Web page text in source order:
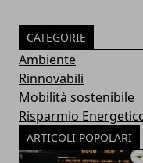
CATEGORIE
Ambiente
Rinnovabili
Mobilità sostenibile
Risparmio
ARTICOLI POPOLARI